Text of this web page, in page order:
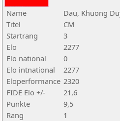
Name
Dau, Khuong
Titel
CM
Startrang
3
Elo
2277
Elo national
0
Elo intnational
2277
Eloperformance 2320
FIDE Elo +/-
21,6
Punkte
9,5
Rang
1